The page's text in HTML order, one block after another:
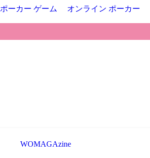
ポーカー ゲーム オンライン ポーカー
WOMAGAzine